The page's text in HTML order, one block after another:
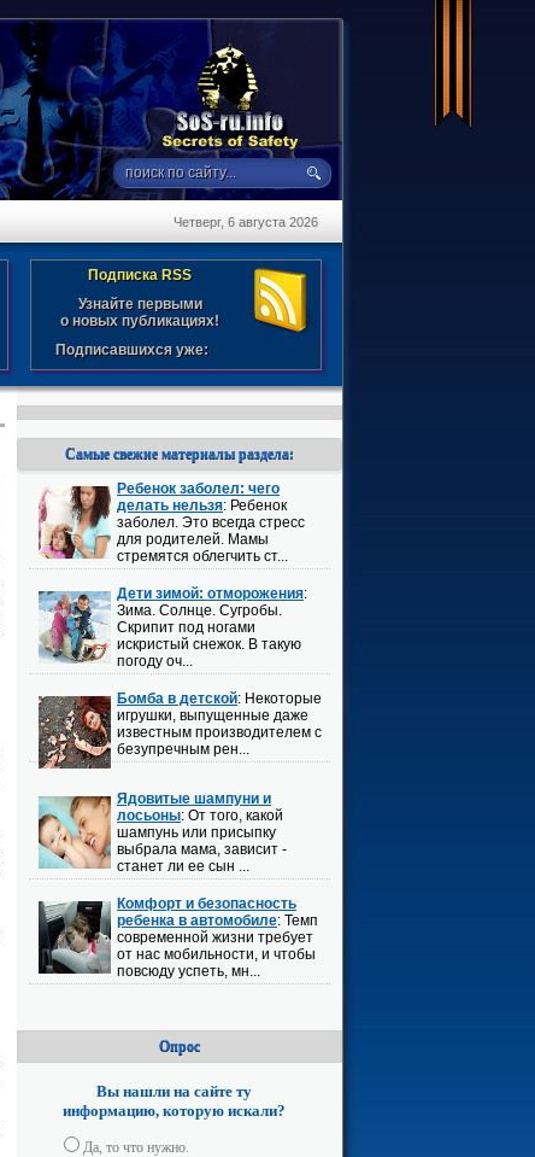
Подписка RSS
Узнайте первыми
о новых публикациях!
Подписавшихся уже:
Самые свежие материалы раздела:
Ребенок заболел: чего
делать нельзя: Ребенок
заболел. Это всегда стресс
для родителей. Мамы
стремятся облегчить ст...
Дети зимой: отморожения:
Зима. Солнце. Сугробы.
Скрипит под ногами
искристый снежок. В такую
погоду оч...
Бомба в детской: Некоторые
игрушки, выпущенные даже
известным производителем с
безупречным рен...
Ядовитые шампуни и
лосьоны: От того, какой
шампунь или присыпку
выбрала мама, зависит -
станет ли ее сын ...
Комфорт и безопасность
ребенка в автомобиле: Темп
современной жизни требует
от нас мобильности, и чтобы
повсюду успеть, мн...
Опрос
Вы нашли на сайте ту
информацию, которую искали?
Да, то что нужно.
Четверг, 6 августа 2026